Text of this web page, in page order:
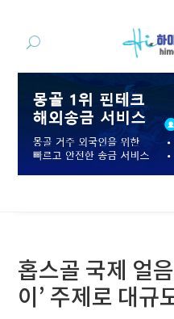
홉스골 국제 얼
이’ 주제로 대규